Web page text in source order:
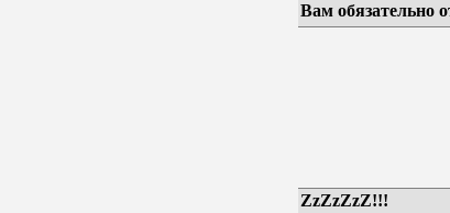
Вам обязательно
ZzZzZzZ!!!